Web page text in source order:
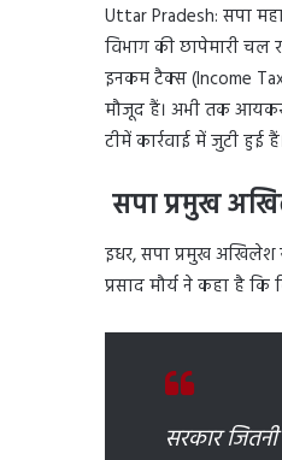
Uttar Pradesh: सपा
विभाग की छापेमारी चल
इनकम टैक्स (Income
मौजूद हैं। अभी तक आयकर
टीमें कार्रवाई में जुटी हुई
सपा प्रमुख
इधर, सपा प्रमुख अखिलेश
प्रसाद मौर्य ने कहा है कि
सरकार